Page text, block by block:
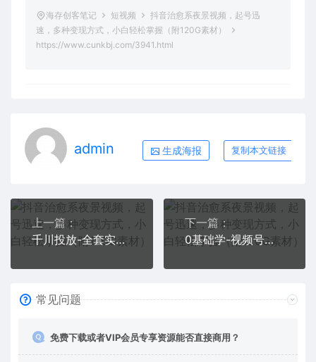
海存创客笔记 短视频
抖音治愈系夜景视频，起号迅
速，多种变现方式，小白轻松掌握（附120G素材）
https://www.cunkbj.com/3941.html
admin 生成海报 复制本文链接
上一篇：
千川投放-全套实操课【直播+短视频+商品卡】2023新版，18节完整版！
下一篇：
0基础学-视频号短视频变现：适合新人学习的短视频变现课（10节课）
常见问题
免费下载或者VIP会员专享资源能否直接商用？